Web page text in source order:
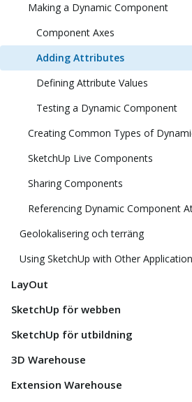
Making a Dynamic Component
Component Axes
Adding Attributes
Defining Attribute Values
Testing a Dynamic Component
Creating Common Types of
SketchUp Live Components
Sharing Components
Geolokalisering och terräng
Using SketchUp with Other
LayOut
SketchUp för webben
SketchUp för utbildning
3D Warehouse
Extension Warehouse